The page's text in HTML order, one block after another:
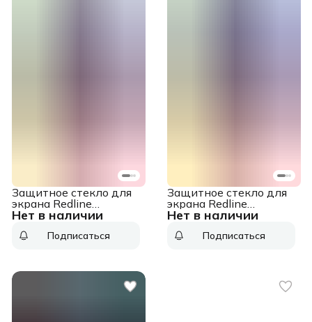
Нет в наличии
Защитное стекло для
экрана Redline
прозрачный для Honor
(УТ000033538)
Подписаться
Нет в наличии
Защитное стекло для
экрана Redline
прозрачный для Honor
(УТ000034221)
Подписаться